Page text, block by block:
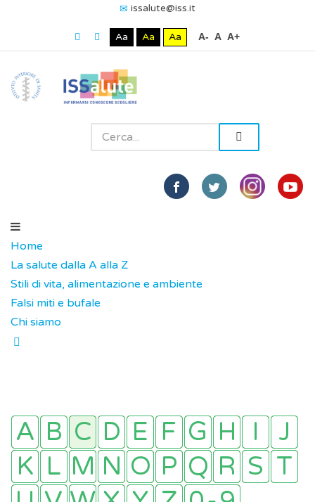
issalute@iss.it
Aa Aa Aa A- A A+
Home
La salute dalla A alla Z
Stili di vita, alimentazione e ambiente
Falsi miti e bufale
Chi siamo